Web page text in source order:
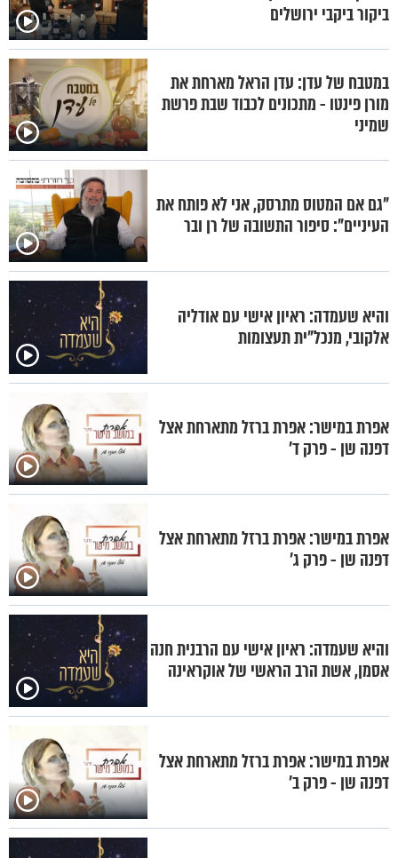
ביקור ביקבי ירושלים
במטבח של עדן: עדן הראל מארחת את
מורן פינטו - מתכונים לכבוד שבת פרשת
שמיני
"גם אם המטוס מתרסק, אני לא פותח את
העיניים": סיפור התשובה של רן ובר
והיא שעמדה: ראיון אישי עם אודליה
אלקובי, מנכל"ית תעצומות
אפרת במישר: אפרת ברזל מתארחת אצל
דפנה שן - פרק ד'
אפרת במישר: אפרת ברזל מתארחת אצל
דפנה שן - פרק ג'
והיא שעמדה: ראיון אישי עם הרבנית חנה
אסמן, אשת הרב הראשי של אוקראינה
אפרת במישר: אפרת ברזל מתארחת אצל
דפנה שן - פרק ב'